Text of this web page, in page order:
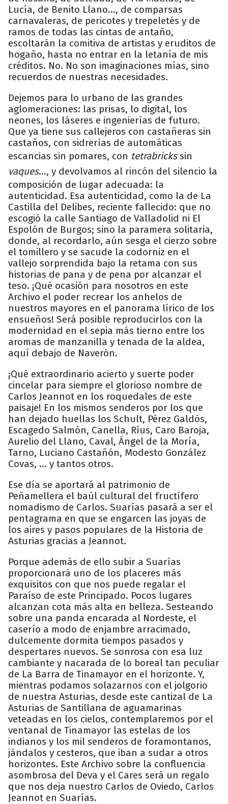
Lucía, de Benito Llano…, de comparsas
carnavaleras, de pericotes y trepeletés y de
ramos de todas las cintas de antaño,
escoltarán la comitiva de artistas y eruditos de
hogaño, hasta no entrar en la letanía de mis
créditos. No. No son imaginaciones mías, sino
recuerdos de nuestras necesidades.
Dejemos para lo urbano de las grandes
aglomeraciones: las prisas, lo digital, los
neones, los láseres e ingenierías de futuro.
Que ya tiene sus callejeros con castañeras sin
castaños, con sidrerías de automáticas
escancias sin pomares, con tetrabrickssin
vaques…, y devolvamos al rincón del silencio la
composición de lugar adecuada: la
autenticidad. Esa autenticidad, como la de La
Castilla del Delibes, reciente fallecido: que no
escogió la calle Santiago de Valladolid ni El
Espolón de Burgos; sino la paramera solitaria,
donde, al recordarlo, aún sesga el cierzo sobre
el tomillero y se sacude la codorniz en el
vallejo sorprendida bajo la retama con sus
historias de pana y de pena por alcanzar el
teso. ¡Qué ocasión para nosotros en este
Archivo el poder recrear los anhelos de
nuestros mayores en el panorama lírico de los
ensueños! Será posible reproducirlos con la
modernidad en el sepia más tierno entre los
aromas de manzanilla y tenada de la aldea,
aquí debajo de Naverón.
¡Qué extraordinario acierto y suerte poder
cincelar para siempre el glorioso nombre de
Carlos Jeannot en los roquedales de este
paisaje! En los mismos senderos por los que
han dejado huellas los Schult, Pérez Galdós,
Escagedo Salmón, Canella, Ríus, Caro Baroja,
Aurelio del Llano, Caval, Ángel de la Moría,
Tarno, Luciano Castañón, Modesto González
Covas, … y tantos otros.
Ese día se aportará al patrimonio de
Peñamellera el baúl cultural del fructífero
nomadismo de Carlos. Suarías pasará a ser el
pentagrama en que se engarcen las joyas de
los aires y pasos populares de la Historia de
Asturias gracias a Jeannot.
Porque además de ello subir a Suarías
proporcionará uno de los placeres más
exquisitos con que nos puede regalar el
Paraíso de este Principado. Pocos lugares
alcanzan cota más alta en belleza. Sesteando
sobre una panda encarada al Nordeste, el
caserío a modo de enjambre arracimado,
dulcemente dormita tiempos pasados y
despertares nuevos. Se sonrosa con esa luz
cambiante y nacarada de lo boreal tan peculiar
de La Barra de Tinamayor en el horizonte. Y,
mientras podamos solazarnos con el jolgorio
de nuestra Asturias, desde este cantizal de La
Asturias de Santillana de aguamarinas
veteadas en los cielos, contemplaremos por el
ventanal de Tinamayor las estelas de los
indianos y los mil senderos de foramontanos,
jándalos y cesteros, que iban a sudar a otros
horizontes. Este Archivo sobre la confluencia
asombrosa del Deva y el Cares será un regalo
que nos deja nuestro Carlos de Oviedo, Carlos
Jeannot en Suarías.